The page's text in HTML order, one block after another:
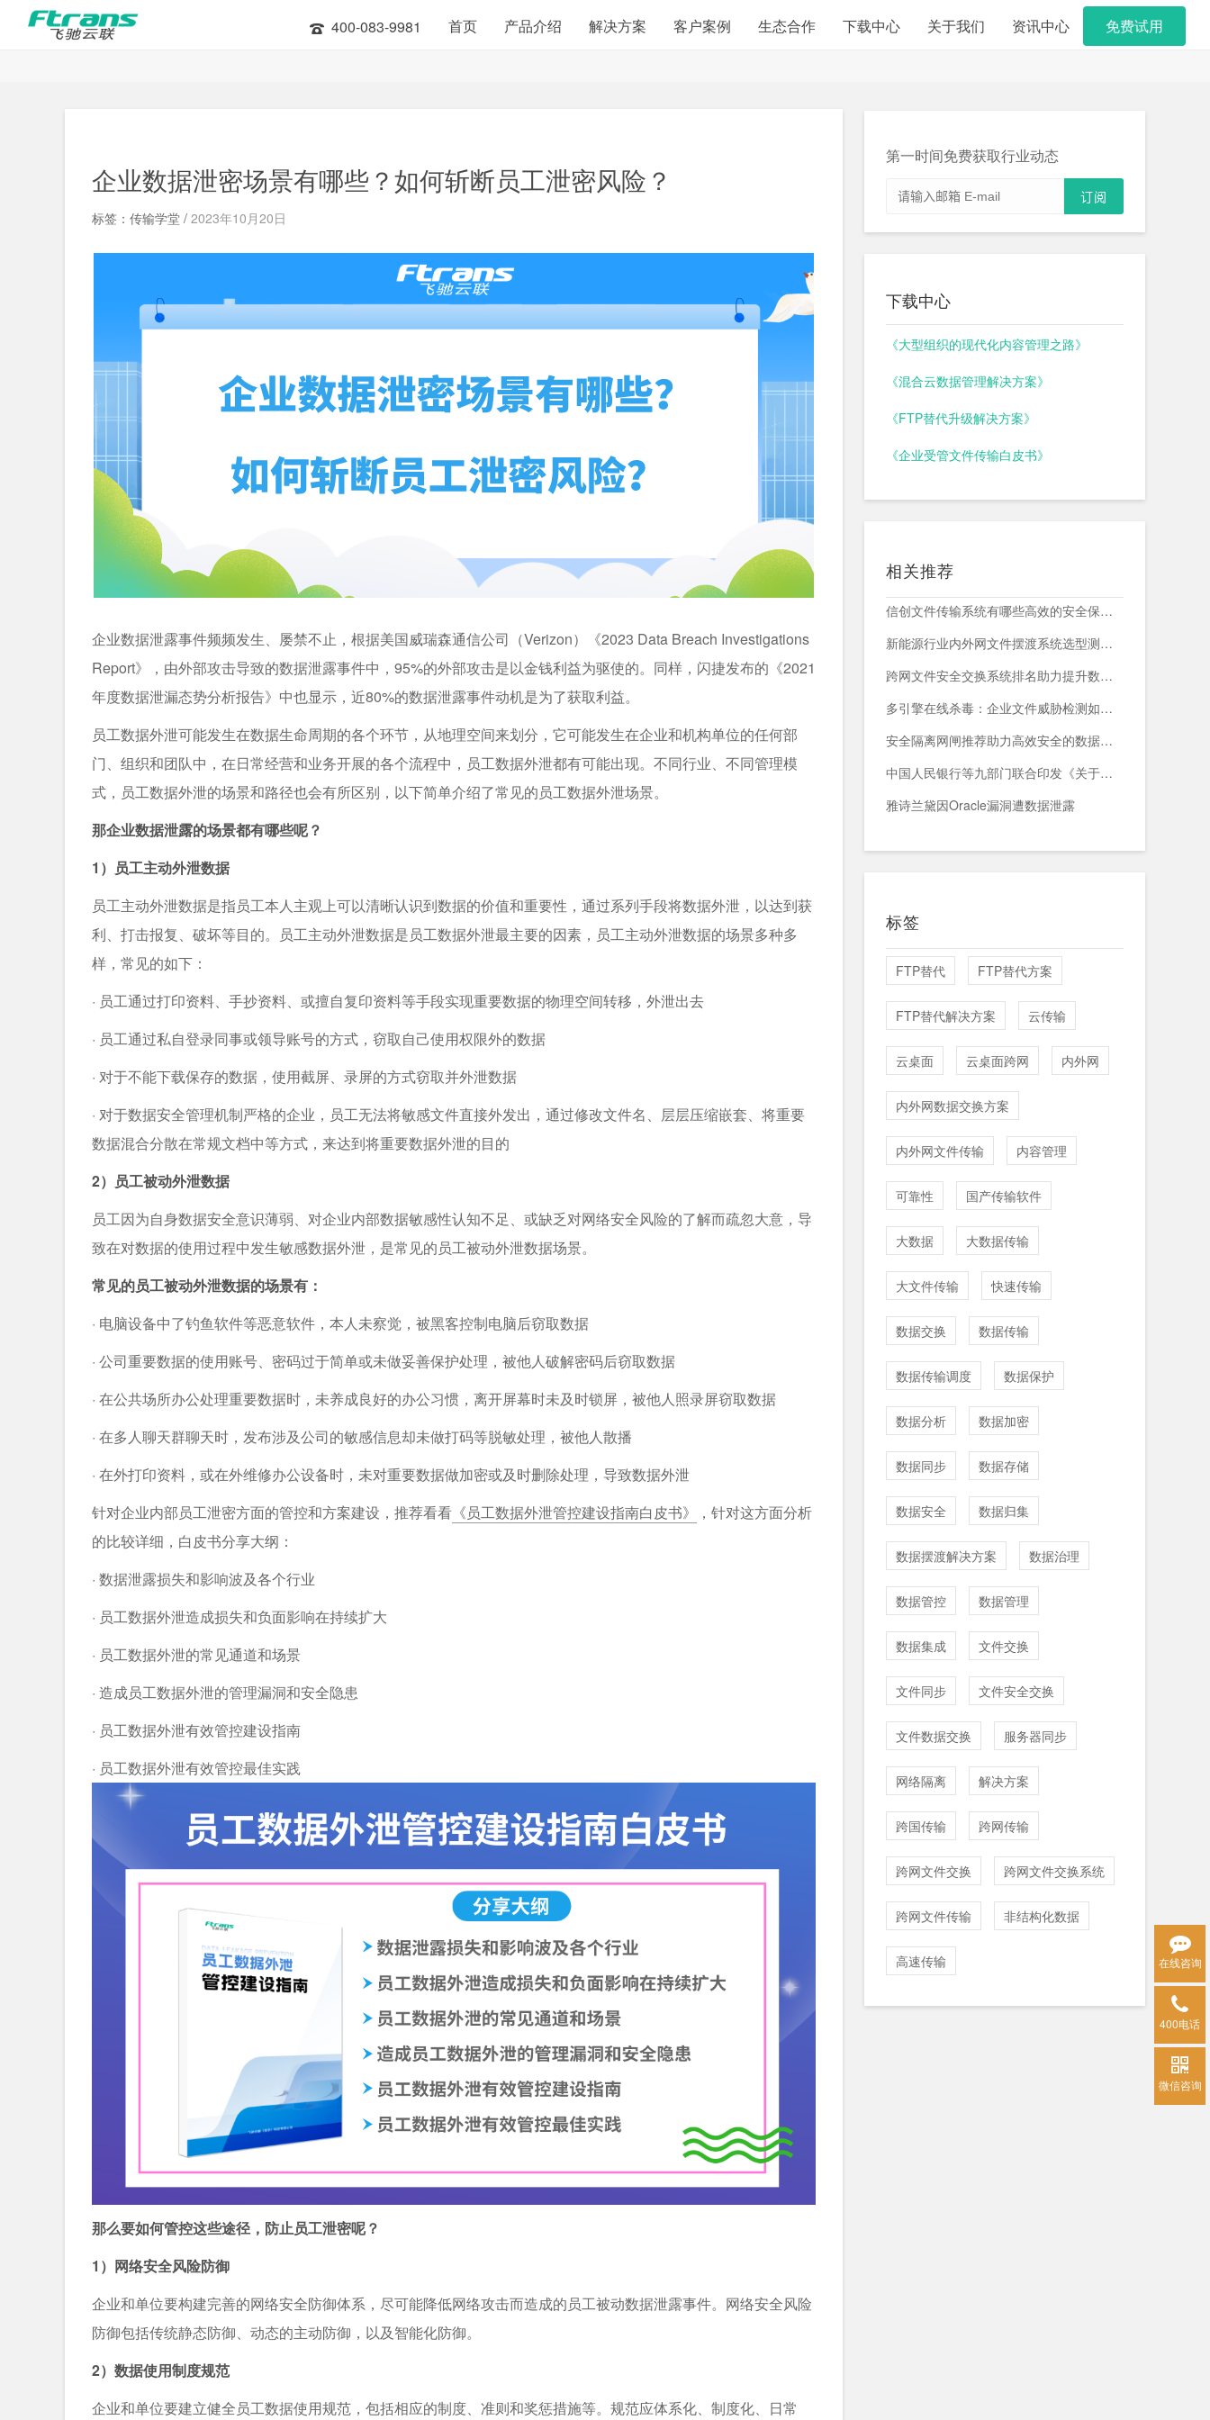
400-083-9981 首页 产品介绍 解决方案 客户案例 生态合作 下载中心 关于我们 资讯中心 免费试用
企业数据泄密场景有哪些？如何斩断员工泄密风险？
标签：传输学堂 / 2023年10月20日
企业数据泄露事件频频发生、屡禁不止，根据美国威瑞森通信公司（Verizon）《2023 Data Breach Investigations
Report》，由外部攻击导致的数据泄露事件中，95%的外部攻击是以金钱利益为驱使的。同样，闪捷发布的《2021
年度数据泄漏态势分析报告》中也显示，近80%的数据泄露事件动机是为了获取利益。
员工数据外泄可能发生在数据生命周期的各个环节，从地理空间来划分，它可能发生在企业和机构单位的任何部
门、组织和团队中，在日常经营和业务开展的各个流程中，员工数据外泄都有可能出现。不同行业、不同管理模
式，员工数据外泄的场景和路径也会有所区别，以下简单介绍了常见的员工数据外泄场景。
那企业数据泄露的场景都有哪些呢？
1）员工主动外泄数据
员工主动外泄数据是指员工本人主观上可以清晰认识到数据的价值和重要性，通过系列手段将数据外泄，以达到获
利、打击报复、破坏等目的。员工主动外泄数据是员工数据外泄最主要的因素，员工主动外泄数据的场景多种多
样，常见的如下：
· 员工通过打印资料、手抄资料、或擅自复印资料等手段实现重要数据的物理空间转移，外泄出去
· 员工通过私自登录同事或领导账号的方式，窃取自己使用权限外的数据
· 对于不能下载保存的数据，使用截屏、录屏的方式窃取并外泄数据
· 对于数据安全管理机制严格的企业，员工无法将敏感文件直接外发出，通过修改文件名、层层压缩嵌套、将重要
数据混合分散在常规文档中等方式，来达到将重要数据外泄的目的
2）员工被动外泄数据
员工因为自身数据安全意识薄弱、对企业内部数据敏感性认知不足、或缺乏对网络安全风险的了解而疏忽大意，导
致在对数据的使用过程中发生敏感数据外泄，是常见的员工被动外泄数据场景。
常见的员工被动外泄数据的场景有：
· 电脑设备中了钓鱼软件等恶意软件，本人未察觉，被黑客控制电脑后窃取数据
· 公司重要数据的使用账号、密码过于简单或未做妥善保护处理，被他人破解密码后窃取数据
· 在公共场所办公处理重要数据时，未养成良好的办公习惯，离开屏幕时未及时锁屏，被他人照录屏窃取数据
· 在多人聊天群聊天时，发布涉及公司的敏感信息却未做打码等脱敏处理，被他人散播
· 在外打印资料，或在外维修办公设备时，未对重要数据做加密或及时删除处理，导致数据外泄
针对企业内部员工泄密方面的管控和方案建设，推荐看看 《员工数据外泄管控建设指南白皮书》
，针对这方面分析
的比较详细，白皮书分享大纲：
· 数据泄露损失和影响波及各个行业
· 员工数据外泄造成损失和负面影响在持续扩大
· 员工数据外泄的常见通道和场景
· 造成员工数据外泄的管理漏洞和安全隐患
· 员工数据外泄有效管控建设指南
· 员工数据外泄有效管控最佳实践
那么要如何管控这些途径，防止员工泄密呢？
1）网络安全风险防御
企业和单位要构建完善的网络安全防御体系，尽可能降低网络攻击而造成的员工被动数据泄露事件。网络安全风险
防御包括传统静态防御、动态的主动防御，以及智能化防御。
2）数据使用制度规范
企业和单位要建立健全员工数据使用规范，包括相应的制度、准则和奖惩措施等。规范应体系化、制度化、日常
第一时间免费获取行业动态
下载中心
《大型组织的现代化内容管理之路》
《混合云数据管理解决方案》
《FTP替代升级解决方案》
《企业受管文件传输白皮书》
相关推荐
信创文件传输系统有哪些高效的安全保障措施？
新能源行业内外网文件摆渡系统选型测评，附头部企业跨网部署案例
跨网文件安全交换系统排名助力提升数据传输安全与效率
多引擎在线杀毒：企业文件威胁检测如何减少漏报与误报？
安全隔离网闸推荐助力高效安全的数据交换与网络防护
中国人民银行等九部门联合印发《关于加强科技金融领域数据开发利用的通知》
雅诗兰黛因Oracle漏洞遭数据泄露
标签
FTP替代 FTP替代方案
FTP替代解决方案 云传输
云桌面 云桌面跨网 内外网
内外网数据交换方案
内外网文件传输 内容管理
可靠性 国产传输软件
大数据 大数据传输
大文件传输 快速传输
数据交换 数据传输
数据传输调度 数据保护
数据分析 数据加密
数据同步 数据存储
数据安全 数据归集
数据摆渡解决方案 数据治理
数据管控 数据管理
数据集成 文件交换
文件同步 文件安全交换
文件数据交换 服务器同步
网络隔离 解决方案
跨国传输 跨网传输
跨网文件交换 跨网文件交换系统
跨网文件传输 非结构化数据
高速传输 在线咨询
400电话
微信咨询